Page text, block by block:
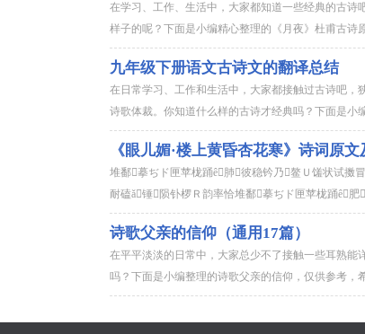
在学习、工作、生活中，大家都知道一些经典的古
样子的呢？下面是小编精心整理的《月夜》杜甫古诗
九年级下册语文古诗文的翻译总结
在日常学习、工作和生活中，大家都接触过古诗吧
诗歌体裁。你知道什么样的古诗才经典吗？下面是小
《眼儿媚·楼上黄昏杏花寒》诗词原文
堆鄱摹ぢド匣苹栊踊ê肺彼稳钤乃鳌Ｕ馐状试擞
耐磕ǎ锤陨钋椤Ｒ韵率恰堆鄱摹ぢド匣苹栊踊ê肥
诗歌父亲的信仰（通用17篇）
在平平淡淡的日常中，大家总少不了接触一些耳熟
吗？下面是小编整理的诗歌父亲的信仰，仅供参考